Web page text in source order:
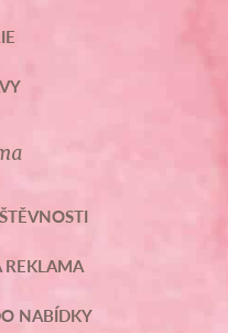
REKLAMA
NABÍDKY